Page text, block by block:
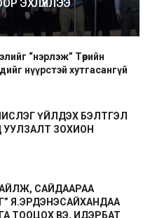
ЭХЛҮҮЛЛЭЭ
“нэрлэж” Төрийн
нүүрстэй хутгасангүй
ҮЙЛДЭХ БЭЛТГЭЛ
ЗОХИОН
САЙДААРАА
Я.ЭРДЭНЭСАЙХАНДАА
ТООЦОХ ВЭ, ИДЭРБАТ